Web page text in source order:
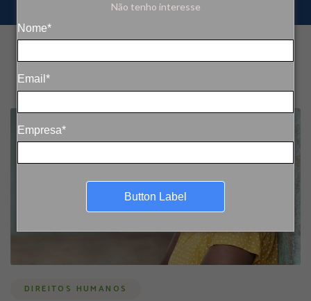
Não tenho interesse
Nome*
Email*
Empresa*
Button Label
DIREITOS HUMANOS